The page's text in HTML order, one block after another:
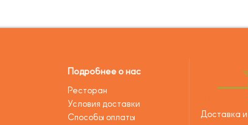
Подробнее о нас
Ресторан
Условия доставки
Способы оплаты
Доставка